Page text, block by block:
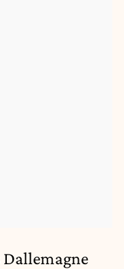
Dallemagne